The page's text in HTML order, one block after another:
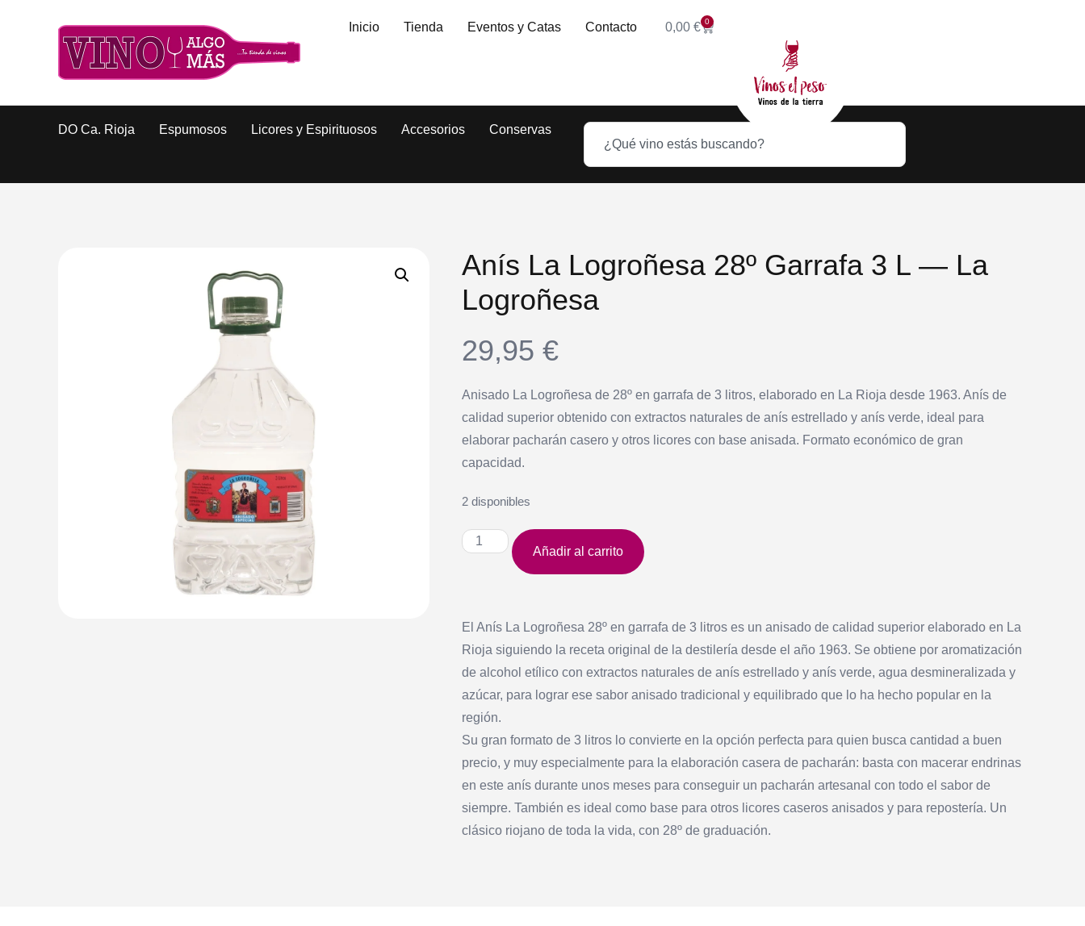
Inicio Tienda Eventos y Catas Contacto 0,00 € 0
DO Ca. Rioja Espumosos Licores y Espirituosos Accesorios Conservas
Anís La Logroñesa 28º Garrafa 3 L — La
Logroñesa
29,95 €
Anisado La Logroñesa de 28º en garrafa de 3 litros, elaborado en La Rioja desde 1963. Anís de
calidad superior obtenido con extractos naturales de anís estrellado y anís verde, ideal para
elaborar pacharán casero y otros licores con base anisada. Formato económico de gran
capacidad.
2 disponibles
Añadir al carrito
El Anís La Logroñesa 28º en garrafa de 3 litros es un anisado de calidad superior elaborado en La
Rioja siguiendo la receta original de la destilería desde el año 1963. Se obtiene por aromatización
de alcohol etílico con extractos naturales de anís estrellado y anís verde, agua desmineralizada y
azúcar, para lograr ese sabor anisado tradicional y equilibrado que lo ha hecho popular en la
región.
Su gran formato de 3 litros lo convierte en la opción perfecta para quien busca cantidad a buen
precio, y muy especialmente para la elaboración casera de pacharán: basta con macerar endrinas
en este anís durante unos meses para conseguir un pacharán artesanal con todo el sabor de
siempre. También es ideal como base para otros licores caseros anisados y para repostería. Un
clásico riojano de toda la vida, con 28º de graduación.